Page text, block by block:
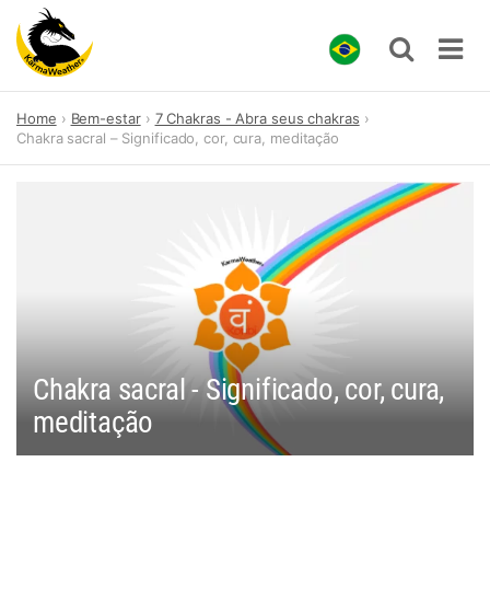
content
Home Bem-estar
7 Chakras - Abra seus chakras
Chakra sacral – Significado, cor, cura, meditação
Chakra sacral - Significado, cor, cura,
meditação